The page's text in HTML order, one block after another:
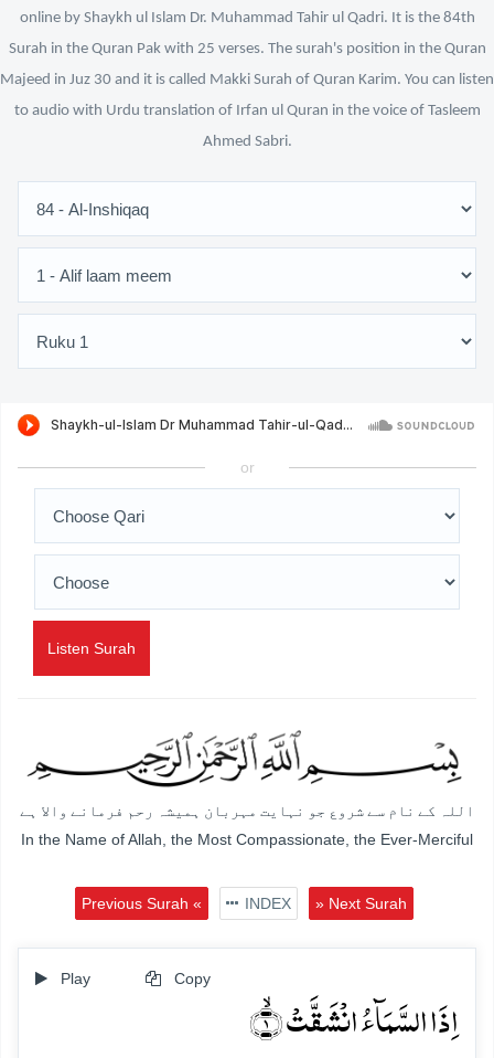
online by Shaykh ul Islam Dr. Muhammad Tahir ul Qadri. It is the 84th
Surah in the Quran Pak with 25 verses. The surah's position in the Quran
Majeed in Juz 30 and it is called Makki Surah of Quran Karim. You can listen
to audio with Urdu translation of Irfan ul Quran in the voice of Tasleem
Ahmed Sabri.
or
Listen Surah
اللہ کے نام سے شروع جو نہایت مہربان ہمیشہ رحم فرمانے والا ہے
In the Name of Allah, the Most Compassionate, the Ever-Merciful
Previous Surah « INDEX » Next Surah
Play Copy
اِذَا السَّمَآءُ انۡشَقَّتۡ ۙ﴿۱﴾